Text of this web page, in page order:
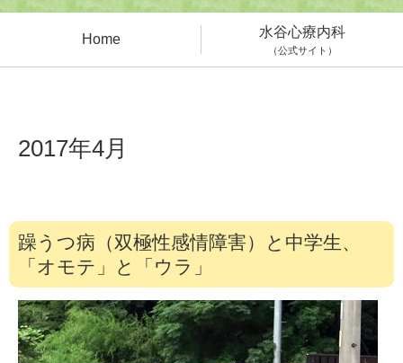
Home 水谷心療内科
（公式サイト）
2017年4月
躁うつ病（双極性感情障害）と中学生、
「オモテ」と「ウラ」